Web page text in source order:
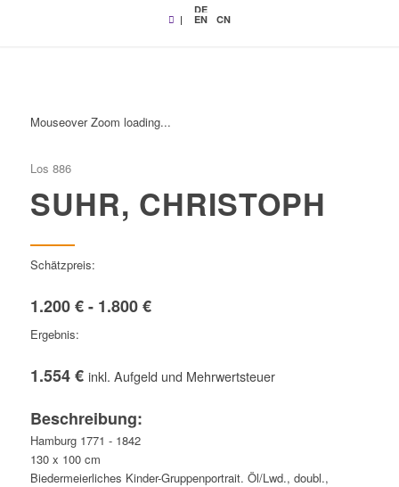
|
DE
EN CN
Mouseover Zoom loading...
Los 886
SUHR, CHRISTOPH
Schätzpreis:
1.200 € - 1.800 €
Ergebnis:
1.554 € inkl. Aufgeld und Mehrwertsteuer
Beschreibung:
Hamburg 1771 - 1842
130 x 100 cm
Biedermeierliches Kinder-Gruppenportrait. Öl/Lwd., doubl.,